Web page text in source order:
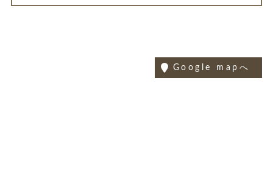
Google mapへ